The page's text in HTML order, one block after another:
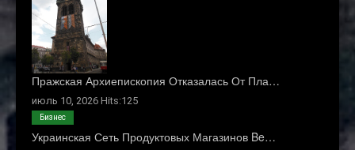
Пражская Архиепископия Отказалась От Пла…
июль 10, 2026 Hits:125
Украинская Сеть Продуктовых Магазинов Be…
Бизнес